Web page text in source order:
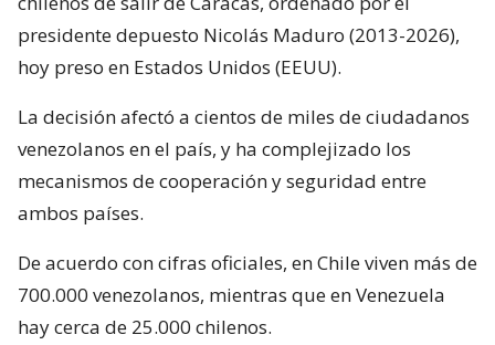
presidente depuesto Nicolás Maduro (2013-2026),
hoy preso en Estados Unidos (EEUU).
La decisión afectó a cientos de miles de ciudadanos
venezolanos en el país, y ha complejizado los
mecanismos de cooperación y seguridad entre
ambos países.
De acuerdo con cifras oficiales, en Chile viven más de
700.000 venezolanos, mientras que en Venezuela
hay cerca de 25.000 chilenos.